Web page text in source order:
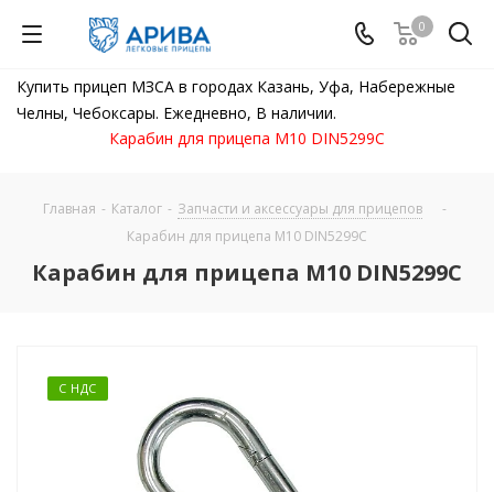
0
Купить прицеп МЗСА в городах Казань, Уфа, Набережные
Челны, Чебоксары. Ежедневно, В наличии.
Карабин для прицепа М10 DIN5299C
Главная - Каталог - Запчасти и аксессуары для прицепов
-
Карабин для прицепа М10 DIN5299C
Карабин для прицепа М10 DIN5299C
С НДС